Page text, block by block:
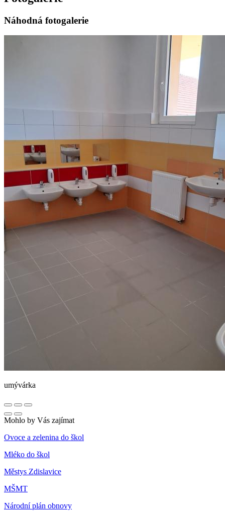
Náhodná fotogalerie
umývárka
Mohlo by Vás zajímat
Ovoce a zelenina do škol
Mléko do škol
Městys Zdislavice
MŠMT
Národní plán obnovy